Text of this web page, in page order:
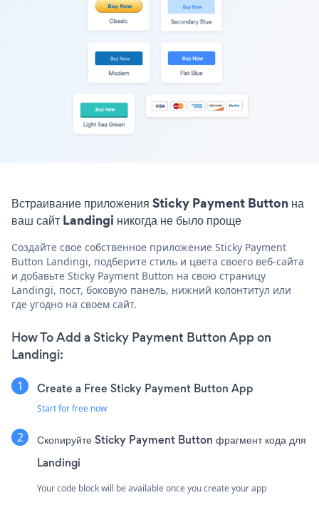
Встраивание приложения Sticky Payment Button на
ваш сайт Landingi никогда не было проще
Создайте свое собственное приложение Sticky Payment
Button Landingi, подберите стиль и цвета своего веб-сайта
и добавьте Sticky Payment Button на свою страницу
Landingi, пост, боковую панель, нижний колонтитул или
где угодно на своем сайт.
How To Add a Sticky Payment Button App on
Landingi:
Create a Free Sticky Payment Button App
Start for free now
Скопируйте Sticky Payment Button фрагмент кода для
Landingi
Your code block will be available once you create your app